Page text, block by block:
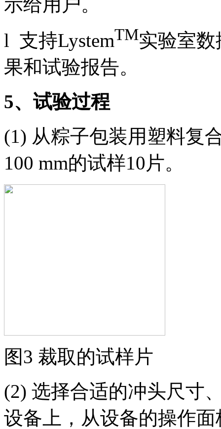
l 支持LystemTM实验室
果和试验报告。
5、试验过程
(1) 从粽子包装用塑料复
100 mm的试样10片。
图3 裁取的试样片
(2) 选择合适的冲头尺寸
设备上，从设备的操作